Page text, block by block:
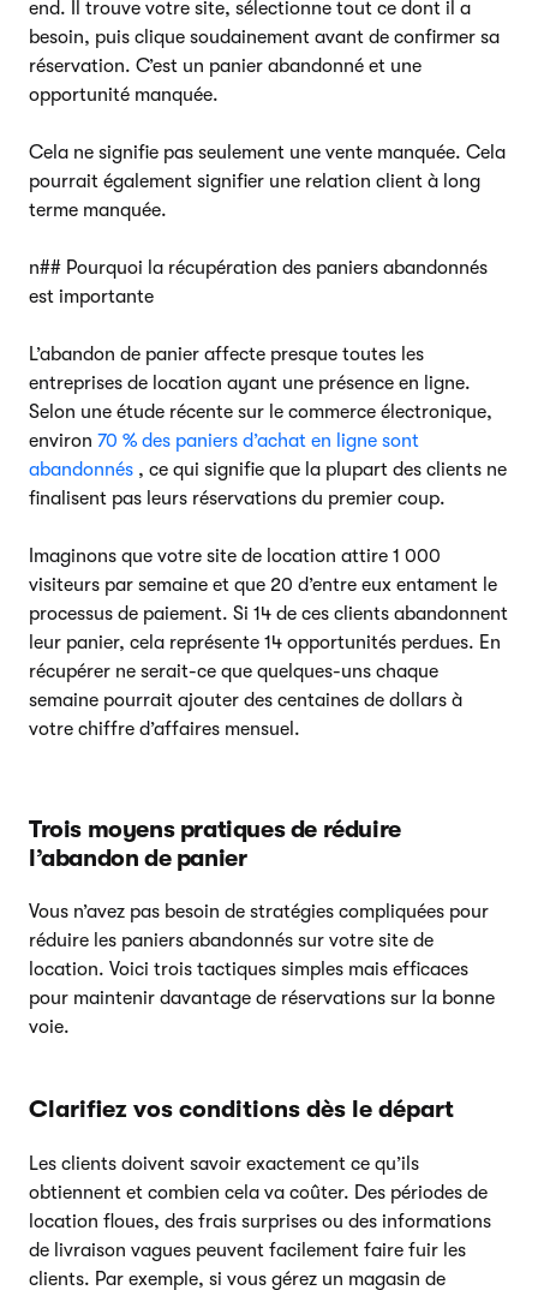
end. Il trouve votre site, sélectionne tout ce dont il a
besoin, puis clique soudainement avant de confirmer sa
réservation. C’est un panier abandonné et une
opportunité manquée.
Cela ne signifie pas seulement une vente manquée. Cela
pourrait également signifier une relation client à long
terme manquée.
n## Pourquoi la récupération des paniers abandonnés
est importante
L’abandon de panier affecte presque toutes les
entreprises de location ayant une présence en ligne.
Selon une étude récente sur le commerce électronique,
environ 70 % des paniers d’achat en ligne sont
abandonnés , ce qui signifie que la plupart des clients ne
finalisent pas leurs réservations du premier coup.
Imaginons que votre site de location attire 1 000
visiteurs par semaine et que 20 d’entre eux entament le
processus de paiement. Si 14 de ces clients abandonnent
leur panier, cela représente 14 opportunités perdues. En
récupérer ne serait-ce que quelques-uns chaque
semaine pourrait ajouter des centaines de dollars à
votre chiffre d’affaires mensuel.
Trois moyens pratiques de réduire
l’abandon de panier
Vous n’avez pas besoin de stratégies compliquées pour
réduire les paniers abandonnés sur votre site de
location. Voici trois tactiques simples mais efficaces
pour maintenir davantage de réservations sur la bonne
voie.
Clarifiez vos conditions dès le départ
Les clients doivent savoir exactement ce qu’ils
obtiennent et combien cela va coûter. Des périodes de
location floues, des frais surprises ou des informations
de livraison vagues peuvent facilement faire fuir les
clients. Par exemple, si vous gérez un magasin de